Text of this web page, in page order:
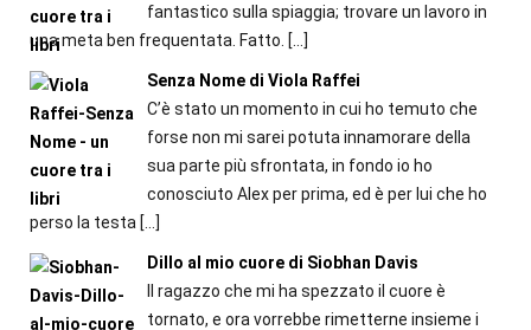
fantastico sulla spiaggia; trovare un lavoro in
una meta ben frequentata. Fatto. […]
Senza Nome di Viola Raffei
C’è stato un momento in cui ho temuto che
forse non mi sarei potuta innamorare della
sua parte più sfrontata, in fondo io ho
conosciuto Alex per prima, ed è per lui che ho
perso la testa […]
Dillo al mio cuore di Siobhan Davis
Il ragazzo che mi ha spezzato il cuore è
tornato, e ora vorrebbe rimetterne insieme i